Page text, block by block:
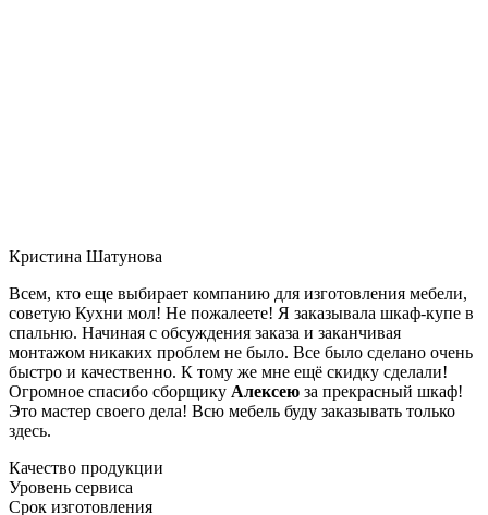
Кристина Шатунова
Всем, кто еще выбирает компанию для изготовления мебели,
советую Кухни мол! Не пожалеете! Я заказывала шкаф-купе в
спальню. Начиная с обсуждения заказа и заканчивая
монтажом никаких проблем не было. Все было сделано очень
быстро и качественно. К тому же мне ещё скидку сделали!
Огромное спасибо сборщику Алексею за прекрасный шкаф!
Это мастер своего дела! Всю мебель буду заказывать только
здесь.
Качество продукции
Уровень сервиса
Срок изготовления